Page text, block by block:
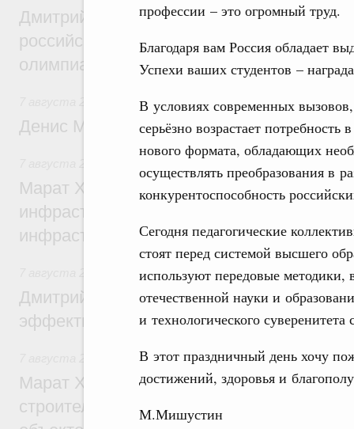
профессии – это огромный труд.
Благодаря вам Россия обладает
Успехи ваших студентов –
В условиях современных
серьёзно возрастает потребность
нового формата, обладающих
осуществлять преобразования в
конкурентоспособность
Сегодня педагогические
стоят перед системой высшего
используют передовые методики,
отечественной науки и
и технологического суверенитета
В этот праздничный день хочу
достижений, здоровья и
М.Мишустин
Дмитрий Чернышенко и Сергей Кравцов
российскую сборную с победой на
олимпиаде по искусственному
Общие вопросы промышленной политики
Денис Мантуров посетил Ярославскую
Марат Хуснуллин: 15 объектов
инфраструктуры построили и обновили
инфраструктурным кредитам
Развитие сельских территорий
Дмитрий Патрушев: Синхронизация
эффективность поддержки сельских
Экономика городов. Городская среда
Марат Хуснуллин: «Единый заказчик»
строительство и реконструкцию более